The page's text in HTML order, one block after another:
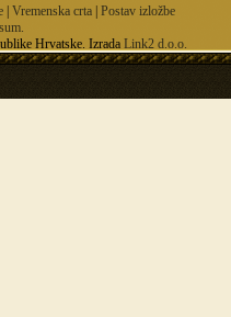
Vremenska crta Postav izložbe
Hrvatske. Izrada Link2 d.o.o.